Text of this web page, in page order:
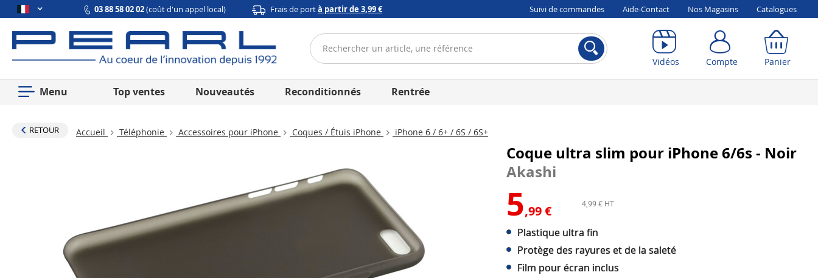
03 88 58 02 02(coût d'un appel local) Frais de portà partir de 3,99 € Suivi de commandes Aide-Contact Nos Magasins Catalogues
Vidéos Compte Panier
Menu Top ventes Nouveautés Reconditionnés Rentrée
RETOUR Accueil Téléphonie Accessoires pour iPhone Coques / Étuis iPhone iPhone 6 / 6+ / 6S / 6S+
Coque ultra slim pour iPhone 6/6s - Noir
Akashi
5,99 € 4,99 € HT
Plastique ultra fin
Protège des rayures et de la saleté
Film pour écran inclus
Compte Panier